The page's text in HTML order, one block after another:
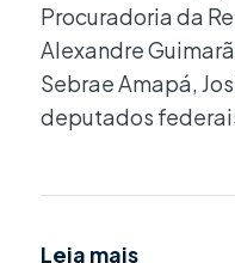
Procuradoria da
Alexandre
Sebrae Amapá,
deputados
Leia mais